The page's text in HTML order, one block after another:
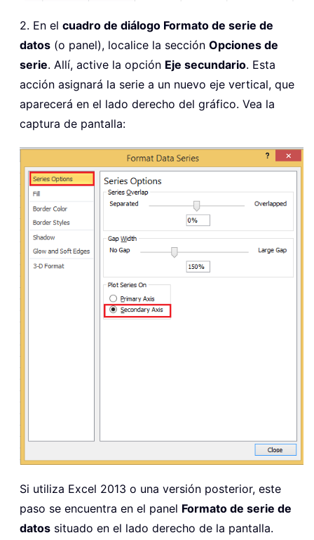
2. En el cuadro de diálogo Formato de serie de
datos (o panel), localice la sección Opciones de
serie. Allí, active la opción Eje secundario. Esta
acción asignará la serie a un nuevo eje vertical, que
aparecerá en el lado derecho del gráfico. Vea la
captura de pantalla:
Si utiliza Excel 2013 o una versión posterior, este
paso se encuentra en el panel Formato de serie de
datos situado en el lado derecho de la pantalla.